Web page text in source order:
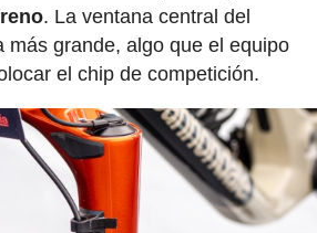
. La ventana central del
más grande, algo que el equipo
el chip de competición.